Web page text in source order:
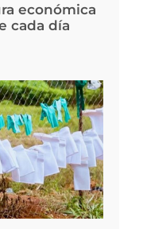
económica
cada día